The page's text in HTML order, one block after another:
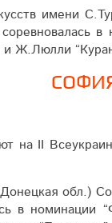
имени
и Ж.Люлли
на ІІ
обл.)
в номинации